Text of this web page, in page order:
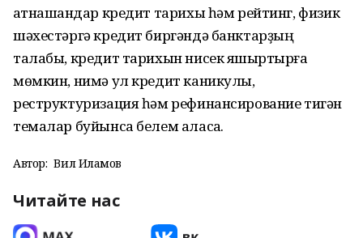
ҡатнашҡандар кредит тарихы һәм рейтинг, физик
шәхестәргә кредит биргәндә банктарҙың
талабы, кредит тарихын нисек яҡшыртырға
мөмкин, нимә ул кредит каникулы,
реструктуризация һәм рефинансирование тигән
темалар буйынса белем аласаҡ.
Автор: Вил Илһамов
Читайте нас